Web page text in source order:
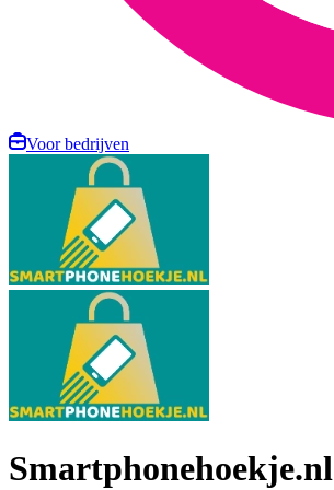
Voor bedrijven
Smartphonehoekje.nl